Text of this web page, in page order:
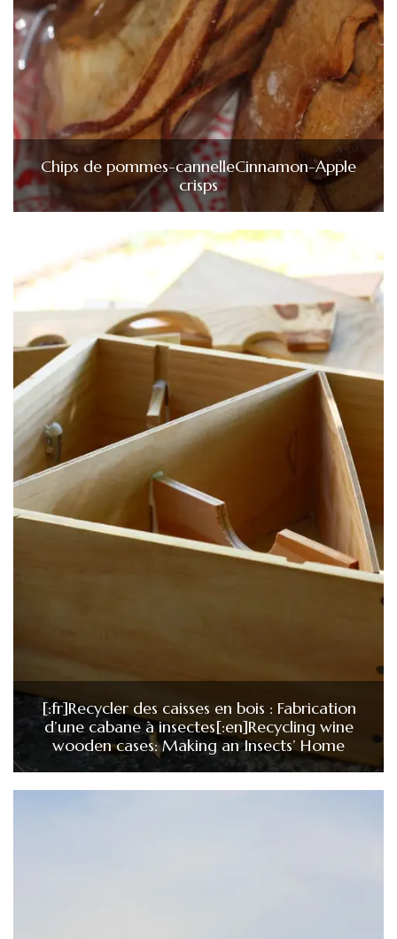
Chips de pommes-cannelleCinnamon-Apple
crisps
[:fr]Recycler des caisses en bois : Fabrication
d’une cabane à insectes[:en]Recycling wine
wooden cases: Making an Insects’ Home